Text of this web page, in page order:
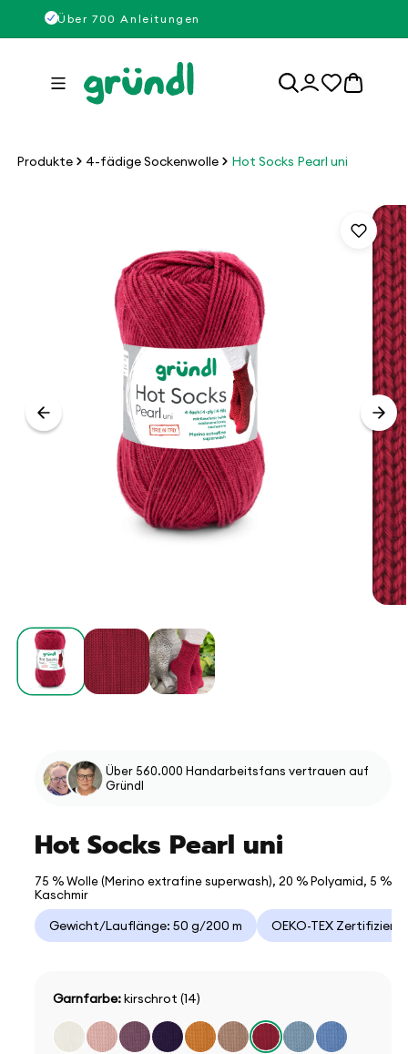
Direkt
zum
Über 700 Anleitungen
Einloggen
0
Artikel
Produkte 4-fädige Sockenwolle Hot Socks Pearl uni
Über 560.000 Handarbeitsfans vertrauen auf
Gründl
Hot Socks Pearl uni
75 % Wolle (Merino extrafine superwash), 20 % Polyamid, 5 %
Kaschmir
Gewicht/Lauflänge: 50 g/200 m OEKO-TEX
Garnfarbe:kirschrot (14)